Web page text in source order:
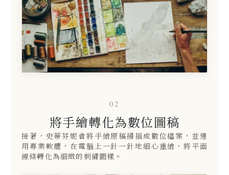
02
將手繪轉化為數位圖稿
接著，史蒂芬妮會將手繪原稿掃描成數位檔案，並運
用專業軟體，在電腦上一針一針地細心重繪，將平面
線條轉化為細緻的刺繡圖樣。